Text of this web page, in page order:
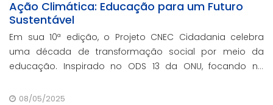
Ação Climática: Educação para um Futuro
Sustentável
Em sua 10ª edição, o Projeto CNEC Cidadania celebra
uma década de transformação social por meio da
educação. Inspirado no ODS 13 da ONU, focando no
promoção da sustentabilidade.
08/05/2025